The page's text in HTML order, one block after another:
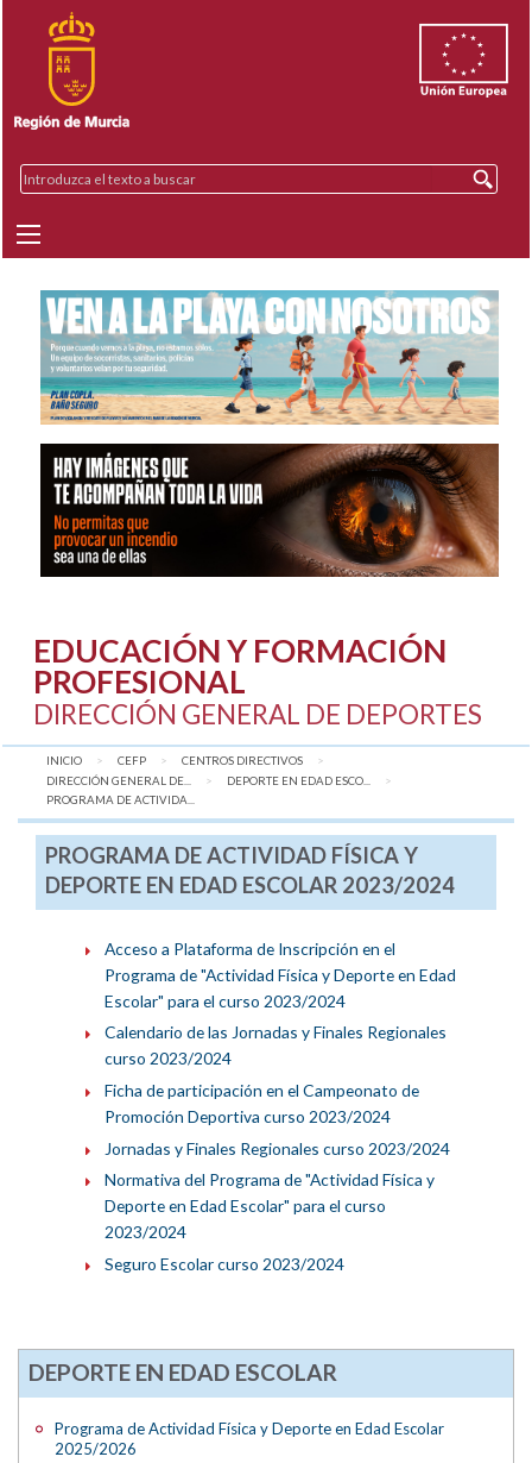
EDUCACIÓN Y FORMACIÓN
PROFESIONAL
DIRECCIÓN GENERAL DE DEPORTES
INICIO CEFP
CENTROS DIRECTIVOS
DIRECCIÓN GENERAL DE...
DEPORTE EN EDAD ESCO...
AQUÍ:
PROGRAMA DE ACTIVIDA...
PROGRAMA DE ACTIVIDAD FÍSICA Y
DEPORTE EN EDAD ESCOLAR 2023/2024
Acceso a Plataforma de Inscripción en el
Programa de "Actividad Física y Deporte en Edad
Escolar" para el curso 2023/2024
Calendario de las Jornadas y Finales Regionales
curso 2023/2024
Ficha de participación en el Campeonato de
Promoción Deportiva curso 2023/2024
Jornadas y Finales Regionales curso 2023/2024
Normativa del Programa de "Actividad Física y
Deporte en Edad Escolar" para el curso
2023/2024
Seguro Escolar curso 2023/2024
DEPORTE EN EDAD ESCOLAR
Programa de Actividad Física y Deporte en Edad Escolar
2025/2026